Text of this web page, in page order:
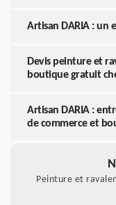
Artisan DARIA : un
Devis peinture et
boutique gratuit
Artisan DARIA :
de commerce et
Peinture et